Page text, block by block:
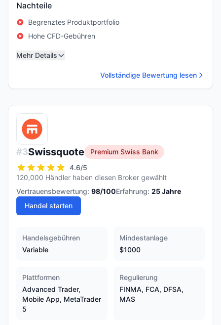
Nachteile
Begrenztes Produktportfolio
Hohe CFD-Gebühren
Mehr Details
Vollständige Bewertung lesen
#3Swissquote
Premium Swiss Bank
4.6/5
120,000 Händler haben diesen Broker gewählt
Vertrauensbewertung: 98/100Erfahrung: 25Jahre
Handel starten
Handelsgebühren
Variable
Mindestanlage
$1000
Plattformen
Advanced Trader,
Mobile App, MetaTrader
5
Regulierung
FINMA, FCA, DFSA,
MAS